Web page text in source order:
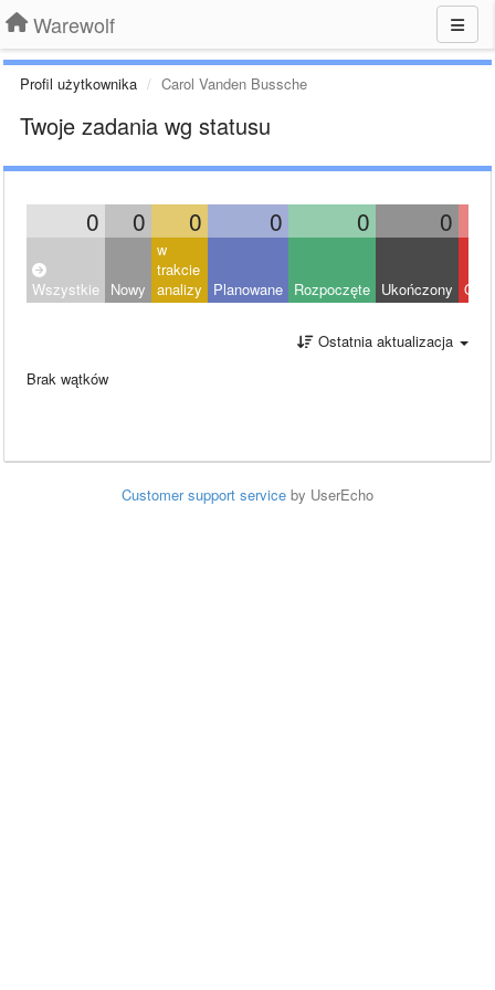
Warewolf
Profil użytkownika Carol Vanden Bussche
Twoje zadania wg statusu
0 0 0 0 0 0
Wszystkie Nowy
w
trakcie
analizy
Planowane Rozpoczęte Ukończony
Ostatnia aktualizacja
Brak wątków
Customer support service by UserEcho